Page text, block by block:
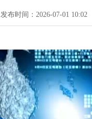
发布时间：2026-07-01 10:02